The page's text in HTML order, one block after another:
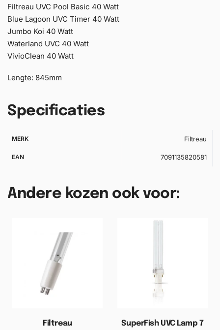
Filtreau UVC Pool Basic 40 Watt
Blue Lagoon UVC Timer 40 Watt
Jumbo Koi 40 Watt
Waterland UVC 40 Watt
VivioClean 40 Watt
Lengte: 845mm
Specificaties
MERK Filtreau
EAN 7091135820581
Andere kozen ook voor:
Filtreau
SuperFish UVC Lamp 7